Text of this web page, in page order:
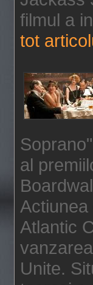
filmul a
tot
al
Atlantic
Unite.